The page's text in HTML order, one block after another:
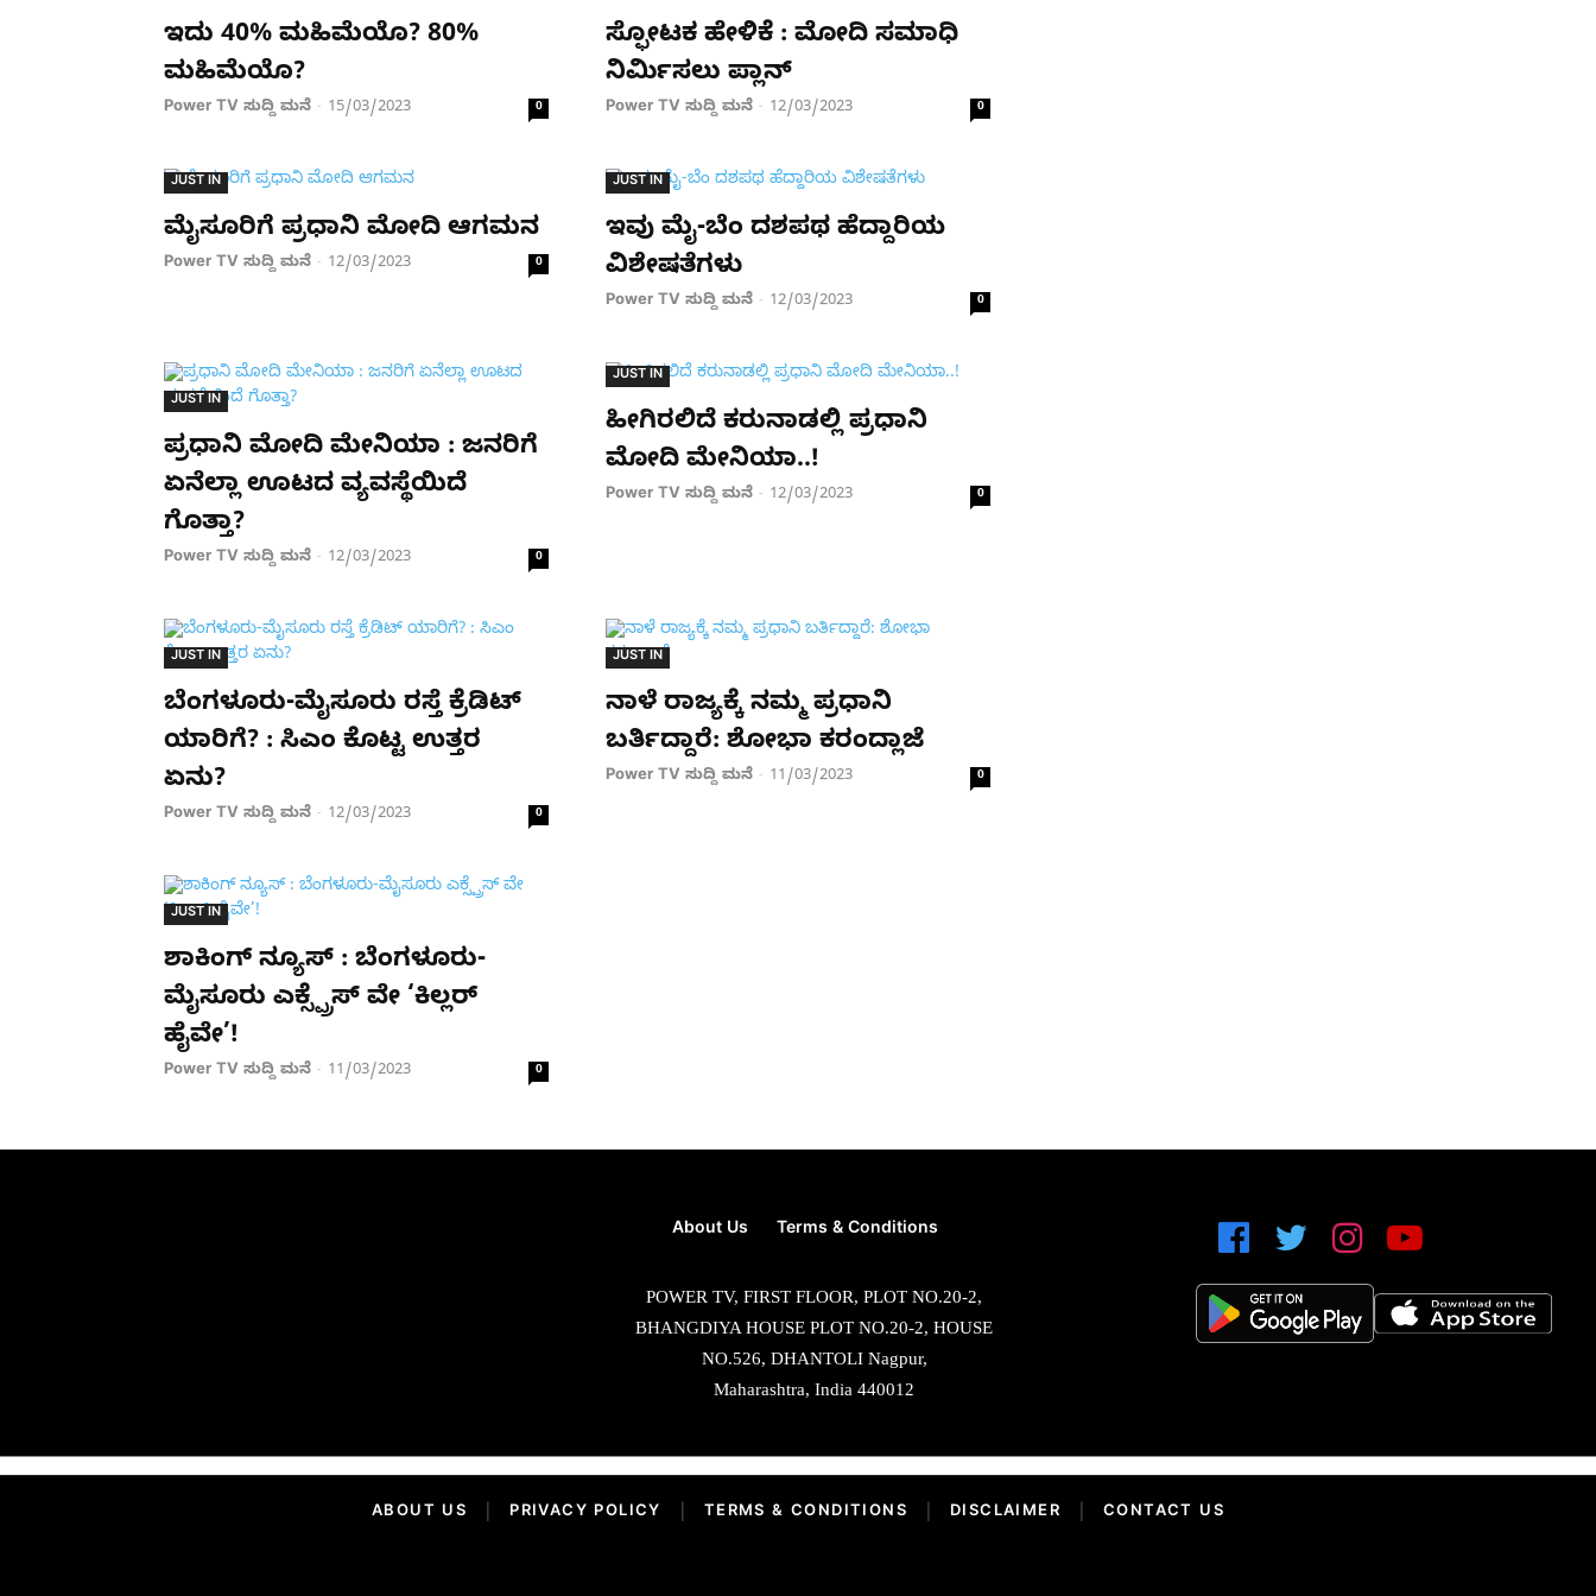
ಇದು 40% ಮಹಿಮೆಯೊ? 80%
ಮಹಿಮೆಯೊ?
Power TV ಸುದ್ದಿ ಮನೆ - 15/03/2023 0
ಸ್ಫೋಟಕ ಹೇಳಿಕೆ : ಮೋದಿ ಸಮಾಧಿ
ನಿರ್ಮಿಸಲು ಪ್ಲಾನ್
Power TV ಸುದ್ದಿ ಮನೆ - 12/03/2023 0
JUST IN
ಮೈಸೂರಿಗೆ ಪ್ರಧಾನಿ ಮೋದಿ ಆಗಮನ
Power TV ಸುದ್ದಿ ಮನೆ - 12/03/2023 0
JUST IN
ಇವು ಮೈ-ಬೆಂ ದಶಪಥ ಹೆದ್ದಾರಿಯ
ವಿಶೇಷತೆಗಳು
Power TV ಸುದ್ದಿ ಮನೆ - 12/03/2023 0
JUST IN
ಪ್ರಧಾನಿ ಮೋದಿ ಮೇನಿಯಾ : ಜನರಿಗೆ
ಏನೆಲ್ಲಾ ಊಟದ ವ್ಯವಸ್ಥೆಯಿದೆ
ಗೊತ್ತಾ?
Power TV ಸುದ್ದಿ ಮನೆ - 12/03/2023 0
JUST IN
ಹೀಗಿರಲಿದೆ ಕರುನಾಡಲ್ಲಿ ಪ್ರಧಾನಿ
ಮೋದಿ ಮೇನಿಯಾ..!
Power TV ಸುದ್ದಿ ಮನೆ - 12/03/2023 0
JUST IN
ಬೆಂಗಳೂರು-ಮೈಸೂರು ರಸ್ತೆ ಕ್ರೆಡಿಟ್
ಯಾರಿಗೆ? : ಸಿಎಂ ಕೊಟ್ಟ ಉತ್ತರ
ಏನು?
Power TV ಸುದ್ದಿ ಮನೆ - 12/03/2023 0
JUST IN
ನಾಳೆ ರಾಜ್ಯಕ್ಕೆ ನಮ್ಮ ಪ್ರಧಾನಿ
ಬರ್ತಿದ್ದಾರೆ: ಶೋಭಾ ಕರಂದ್ಲಾಜೆ
Power TV ಸುದ್ದಿ ಮನೆ - 11/03/2023 0
JUST IN
ಶಾಕಿಂಗ್ ನ್ಯೂಸ್ : ಬೆಂಗಳೂರು-
ಮೈಸೂರು ಎಕ್ಸ್ಪ್ರೆಸ್ ವೇ ‘ಕಿಲ್ಲರ್
ಹೈವೇ’!
Power TV ಸುದ್ದಿ ಮನೆ - 11/03/2023 0
About Us Terms & Conditions
POWER TV, FIRST FLOOR, PLOT NO.20-2,
BHANGDIYA HOUSE PLOT NO.20-2, HOUSE
NO.526, DHANTOLI Nagpur,
Maharashtra, India 440012
ABOUT US PRIVACY POLICY TERMS & CONDITIONS DISCLAIMER CONTACT US